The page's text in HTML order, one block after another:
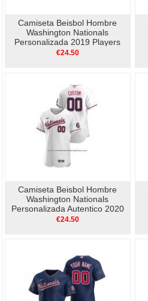
Camiseta Beisbol Hombre
Washington Nationals
Personalizada 2019 Players
Weekend Replica Negro
€24.50
Camiseta Beisbol Hombre
Washington Nationals
Personalizada Autentico 2020
Alterno Blanco
€24.50